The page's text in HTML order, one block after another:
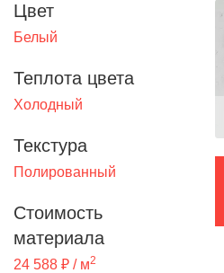
Цвет
Белый
Теплота цвета
Холодный
Текстура
Полированный
Стоимость
материала
24 588 ₽ / м2